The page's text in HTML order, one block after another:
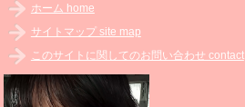
ホーム home
サイトマップ site map
このサイトに関してのお問い合わせ contact